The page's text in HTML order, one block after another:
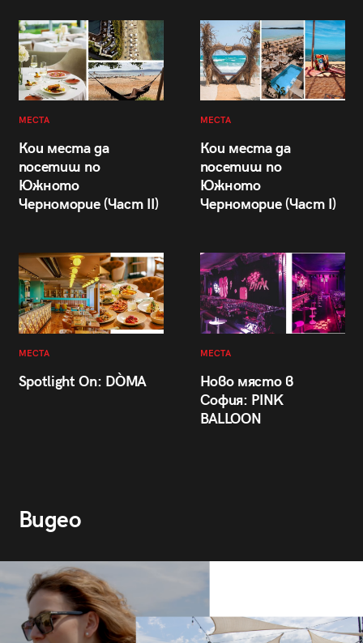
МЕСТА
Кои места да
посетиш по
Южното
Черноморие (Част II)
МЕСТА
Кои места да
посетиш по
Южното
Черноморие (Част I)
МЕСТА
Spotlight On: DÒMA
МЕСТА
Ново място в
София: PINK
BALLOON
Видео